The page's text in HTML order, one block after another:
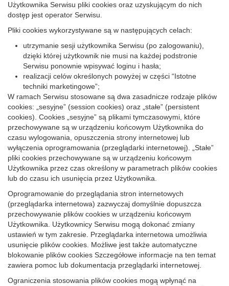
Użytkownika Serwisu pliki cookies oraz uzyskującym do nich
dostęp jest operator Serwisu.
Pliki cookies wykorzystywane są w następujących celach:
utrzymanie sesji użytkownika Serwisu (po zalogowaniu),
dzięki której użytkownik nie musi na każdej podstronie
Serwisu ponownie wpisywać loginu i hasła;
realizacji celów określonych powyżej w części “Istotne
techniki marketingowe”;
W ramach Serwisu stosowane są dwa zasadnicze rodzaje plików
cookies: „sesyjne” (session cookies) oraz „stałe” (persistent
cookies). Cookies „sesyjne” są plikami tymczasowymi, które
przechowywane są w urządzeniu końcowym Użytkownika do
czasu wylogowania, opuszczenia strony internetowej lub
wyłączenia oprogramowania (przeglądarki internetowej). „Stałe”
pliki cookies przechowywane są w urządzeniu końcowym
Użytkownika przez czas określony w parametrach plików cookies
lub do czasu ich usunięcia przez Użytkownika.
Oprogramowanie do przeglądania stron internetowych
(przeglądarka internetowa) zazwyczaj domyślnie dopuszcza
przechowywanie plików cookies w urządzeniu końcowym
Użytkownika. Użytkownicy Serwisu mogą dokonać zmiany
ustawień w tym zakresie. Przeglądarka internetowa umożliwia
usunięcie plików cookies. Możliwe jest także automatyczne
blokowanie plików cookies Szczegółowe informacje na ten temat
zawiera pomoc lub dokumentacja przeglądarki internetowej.
Ograniczenia stosowania plików cookies mogą wpłynąć na